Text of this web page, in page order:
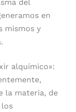
del
en
mismos y
alquímico»: